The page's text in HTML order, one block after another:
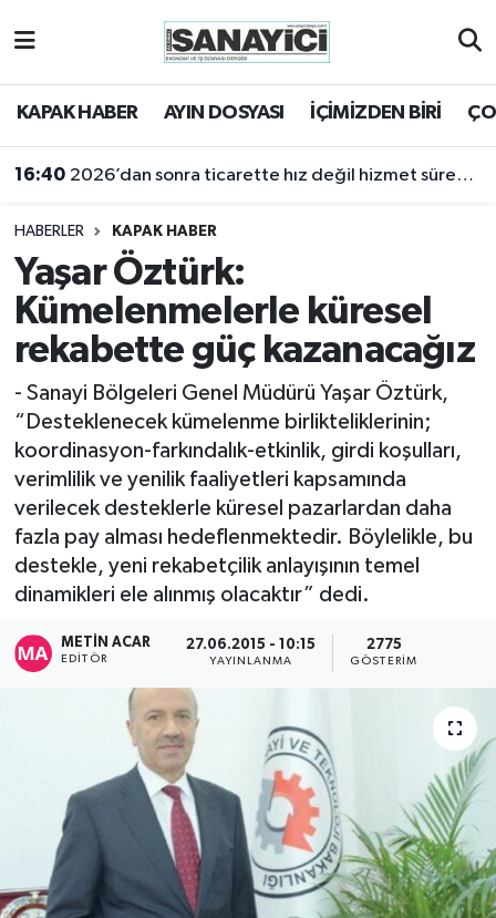
KAPAK HABER AYIN DOSYASI İÇİMİZDEN BİRİ
16:40 2026’dan sonra ticarette hız değil hizmet sürekliliği öne çıkacak
16:18 2025 yılı sanayi açısından bir kayıp yıldı
HABERLER KAPAK HABER
Yaşar Öztürk:
Kümelenmelerle küresel
rekabette güç kazanacağız
- Sanayi Bölgeleri Genel Müdürü Yaşar Öztürk,
“Desteklenecek kümelenme birlikteliklerinin;
koordinasyon-farkındalık-etkinlik, girdi koşulları,
verimlilik ve yenilik faaliyetleri kapsamında
verilecek desteklerle küresel pazarlardan daha
fazla pay alması hedeflenmektedir. Böylelikle, bu
destekle, yeni rekabetçilik anlayışının temel
dinamikleri ele alınmış olacaktır” dedi.
METIN ACAR
EDITÖR
27.06.2015 - 10:15
YAYINLANMA
2775
GÖSTERIM
Tekirdağ Nöbetçi Eczaneler
Tekirdağ Trafik Yoğunluk Haritası
Süper Lig Puan Durumu ve Fikstür
Tüm Manşetler
Son Dakika Haberleri
Haber Arşivi